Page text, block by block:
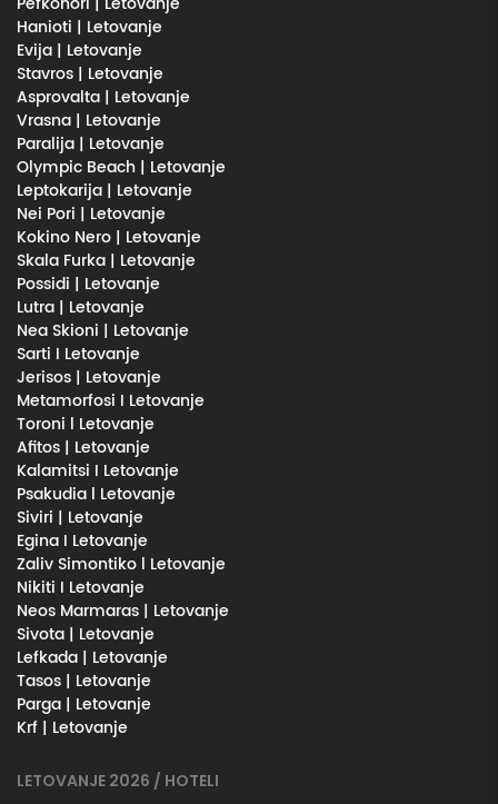
Hanioti | Letovanje
Evija | Letovanje
Stavros | Letovanje
Asprovalta | Letovanje
Vrasna | Letovanje
Paralija | Letovanje
Olympic Beach | Letovanje
Leptokarija | Letovanje
Nei Pori | Letovanje
Kokino Nero | Letovanje
Skala Furka | Letovanje
Possidi | Letovanje
Lutra | Letovanje
Nea Skioni | Letovanje
Sarti I Letovanje
Jerisos | Letovanje
Metamorfosi I Letovanje
Toroni l Letovanje
Afitos | Letovanje
Kalamitsi I Letovanje
Psakudia l Letovanje
Siviri | Letovanje
Egina I Letovanje
Zaliv Simontiko l Letovanje
Nikiti I Letovanje
Neos Marmaras | Letovanje
Sivota | Letovanje
Lefkada | Letovanje
Tasos | Letovanje
Parga | Letovanje
Krf | Letovanje
LETOVANJE 2026 / HOTELI